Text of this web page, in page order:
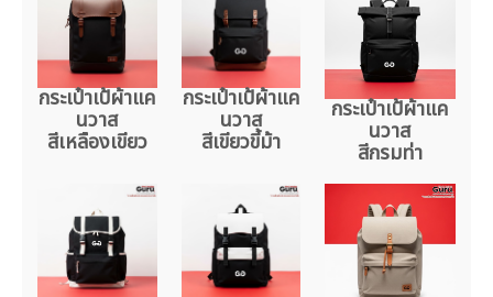
กระเป๋าเป้ผ้าแค
นวาส
สีเหลืองเขียว
กระเป๋าเป้ผ้าแค
นวาส
สีเขียวขี้ม้า
กระเป๋าเป้ผ้าแค
นวาส
สีกรมท่า